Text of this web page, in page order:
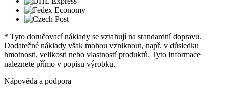
* Tyto doručovací náklady se vztahují na standardní dopravu.
Dodatečné náklady však mohou vzniknout, např. v důsledku
hmotnosti, velikosti nebo vlastností produktů. Tyto informace
naleznete přímo v popisu výrobku.
Nápověda a podpora